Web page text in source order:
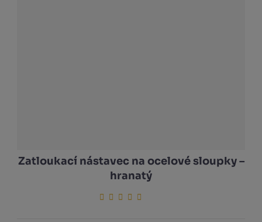
Zatloukací nástavec na ocelové sloupky –
hranatý